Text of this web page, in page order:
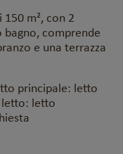
m², con 2
comprende
e una terrazza
principale: letto
letto: letto